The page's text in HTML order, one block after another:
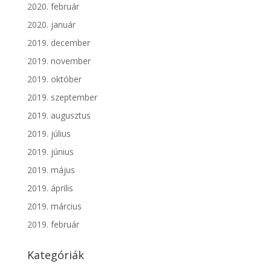
2020. február
2020. január
2019. december
2019. november
2019. október
2019. szeptember
2019. augusztus
2019. július
2019. június
2019. május
2019. április
2019. március
2019. február
Kategóriák